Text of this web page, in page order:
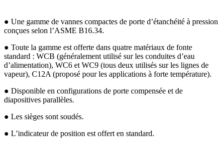
● Une gamme de vannes compactes de porte d’étanchéité à pression
conçues selon l’ASME B16.34.
● Toute la gamme est offerte dans quatre matériaux de fonte
standard : WCB (généralement utilisé sur les conduites d’eau
d’alimentation), WC6 et WC9 (tous deux utilisés sur les lignes de
vapeur), C12A (proposé pour les applications à forte température).
● Disponible en configurations de porte compensée et de
diapositives parallèles.
● Les sièges sont soudés.
● L’indicateur de position est offert en standard.